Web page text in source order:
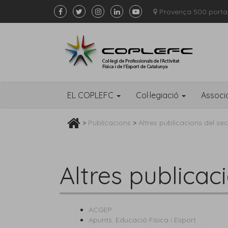
Provença 500
EL COPLEFC Col·legiació
> Publicacions > Altres publicacions del
Altres
ACGEP
Apunts. Educació Física i Esport